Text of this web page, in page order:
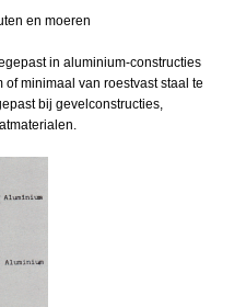
en moeren
in aluminium-constructies
minimaal van roestvast staal te
bij gevelconstructies,